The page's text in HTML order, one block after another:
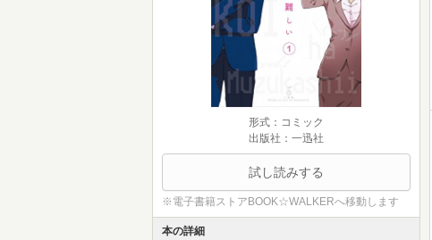
形式：コミック
出版社：一迅社
試し読みする
※電子書籍ストアBOOK☆WALKERへ移動します
本の詳細